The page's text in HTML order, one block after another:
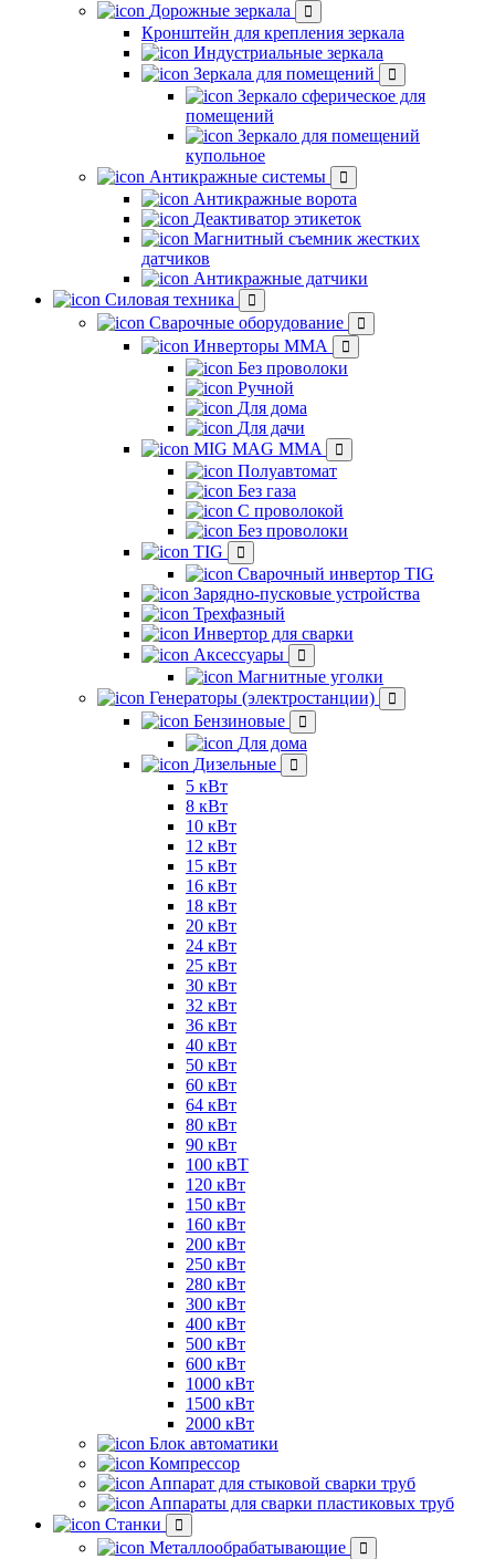
Дорожные зеркала
Кронштейн для крепления зеркала
Индустриальные зеркала
Зеркала для помещений
Зеркало сферическое для
помещений
Зеркало для помещений
купольное
Антикражные системы
Антикражные ворота
Деактиватор этикеток
Магнитный съемник жестких
датчиков
Антикражные датчики
Силовая техника
Сварочные оборудование
Инверторы ММА
Без проволоки
Ручной
Для дома
Для дачи
MIG MAG MMA
Полуавтомат
Без газа
С проволокой
Без проволоки
TIG
Сварочный инвертор TIG
Зарядно-пусковые устройства
Трехфазный
Инвертор для сварки
Аксессуары
Магнитные уголки
Генераторы (электростанции)
Бензиновые
Для дома
Дизельные
5 кВт
8 кВт
10 кВт
12 кВт
15 кВт
16 кВт
18 кВт
20 кВт
24 кВт
25 кВт
30 кВт
32 кВт
36 кВт
40 кВт
50 кВт
60 кВт
64 кВт
80 кВт
90 кВт
100 кВТ
120 кВт
150 кВт
160 кВт
200 кВт
250 кВт
280 кВт
300 кВт
400 кВт
500 кВт
600 кВт
1000 кВт
1500 кВт
2000 кВт
Блок автоматики
Компрессор
Аппарат для стыковой сварки труб
Аппараты для сварки пластиковых труб
Станки
Металлообрабатывающие